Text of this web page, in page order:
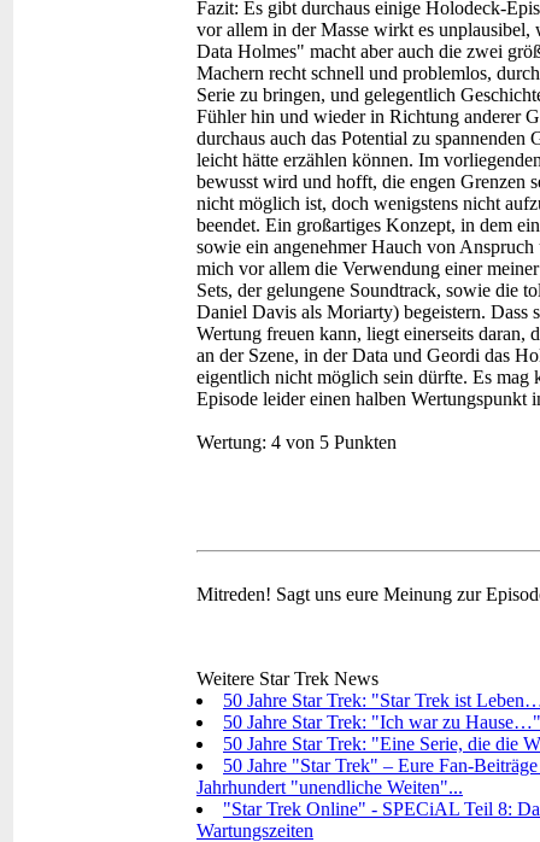
Fazit: Es gibt durchaus einige Holodeck-
vor allem in der Masse wirkt es
Data Holmes" macht aber auch die zwei
Machern recht schnell und problemlos,
Serie zu bringen, und gelegentlich
Fühler hin und wieder in Richtung anderer
durchaus auch das Potential zu
leicht hätte erzählen können. Im
bewusst wird und hofft, die engen Grenzen
nicht möglich ist, doch wenigstens nicht
beendet. Ein großartiges Konzept, in dem
sowie ein angenehmer Hauch von
mich vor allem die Verwendung einer
Sets, der gelungene Soundtrack, sowie die
Daniel Davis als Moriarty) begeistern. Dass
Wertung freuen kann, liegt einerseits daran,
an der Szene, in der Data und Geordi das
eigentlich nicht möglich sein dürfte. Es mag
Episode leider einen halben Wertungspunkt
Wertung: 4 von 5 Punkten
Mitreden! Sagt uns eure Meinung zur
Weitere Star Trek News
50 Jahre Star Trek: "Star Trek ist
50 Jahre Star Trek: "Ich war zu
50 Jahre Star Trek: "Eine Serie, die die
50 Jahre "Star Trek" – Eure Fan-
Jahrhundert "unendliche Weiten"...
"Star Trek Online" - SPECiAL Teil 8:
Wartungszeiten